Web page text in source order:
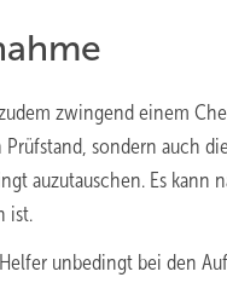
zwingend einem
sondern auch
auzutauschen. Es
ist.
unbedingt bei den